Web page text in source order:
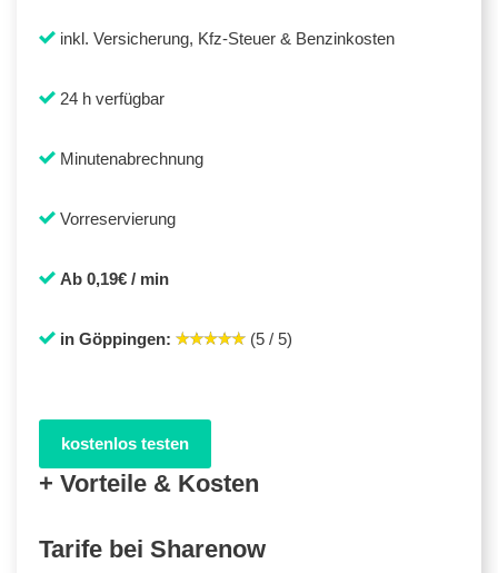
inkl. Versicherung, Kfz-Steuer & Benzinkosten
24 h verfügbar
Minutenabrechnung
Vorreservierung
Ab 0,19€ / min
in Göppingen: (5 / 5)
kostenlos testen
+ Vorteile & Kosten
Tarife bei Sharenow